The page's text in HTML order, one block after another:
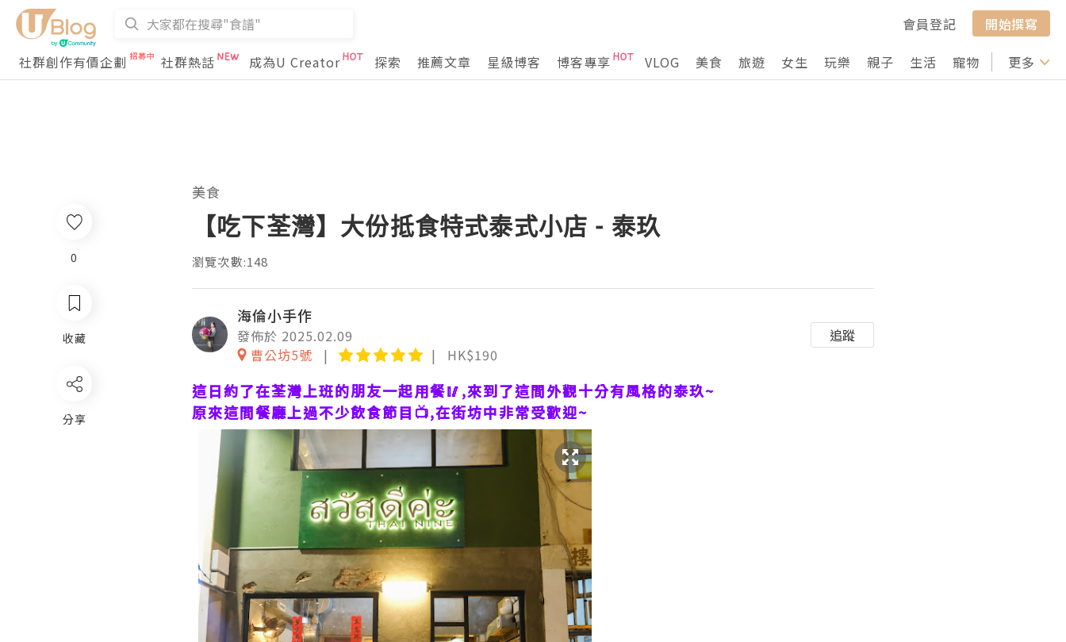
會員登記
開始撰寫
社群創作有價企劃
社群熱話 成為U Creator 探索 推薦文章 星級博客 博客專享 VLOG 美食 旅遊 女生 玩樂 親子 生活 寵物 行山 打卡
更多
0
收藏
分享
美食
【吃下荃灣】大份抵食特式泰式小店 - 泰玖
瀏覽次數:148
海倫小手作
發佈於 2025.02.09
曹公坊5號
HK$190
追蹤
這日約了在荃灣上班的朋友一起用餐🥢,來到了這間外觀十分有風格的泰玖~
原來這間餐廳上過不少飲食節目📺,在街坊中非常受歡迎~